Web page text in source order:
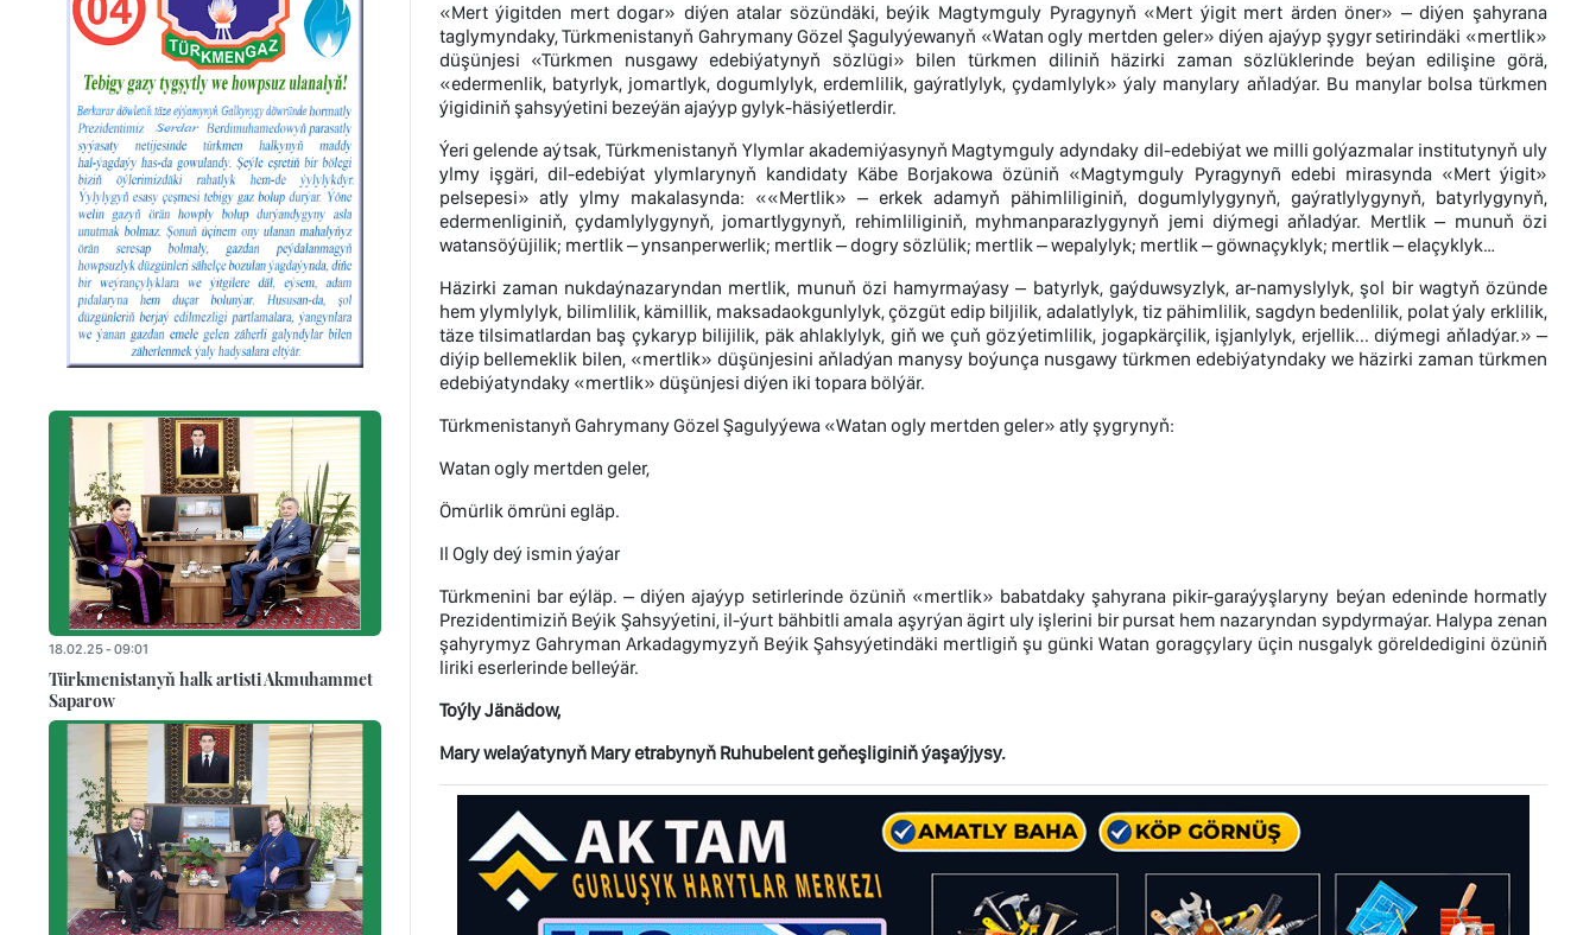
«Mert ýigitden mert dogar» diýen atalar sözündäki, beýik Magtymguly Pyragynyň «Mert ýigit mert ärden öner» – diýen şahyrana
taglymyndaky, Türkmenistanyň Gahrymany Gözel Şagulyýewanyň «Watan ogly mertden geler» diýen ajaýyp şygyr setirindäki «mertlik»
düşünjesi «Türkmen nusgawy edebiýatynyň sözlügi» bilen türkmen diliniň häzirki zaman sözlüklerinde beýan edilişine görä,
«edermenlik, batyrlyk, jomartlyk, dogumlylyk, erdemlilik, gaýratlylyk, çydamlylyk» ýaly manylary aňladýar. Bu manylar bolsa türkmen
ýigidiniň şahsyýetini bezeýän ajaýyp gylyk-häsiýetlerdir.
Ýeri gelende aýtsak, Türkmenistanyň Ylymlar akademiýasynyň Magtymguly adyndaky dil-edebiýat we milli golýazmalar institutynyň uly
ylmy işgäri, dil-edebiýat ylymlarynyň kandidaty Käbe Borjakowa özüniň «Magtymguly Pyragynyñ edebi mirasynda «Mert ýigit»
pelsepesi» atly ylmy makalasynda: ««Mertlik» – erkek adamyň pähimliliginiň, dogumlylygynyň, gaýratlylygynyň, batyrlygynyň,
edermenliginiň, çydamlylygynyň, jomartlygynyň, rehimliliginiň, myhmanparazlygynyň jemi diýmegi aňladýar. Mertlik – munuň özi
watansöýüjilik; mertlik – ynsanperwerlik; mertlik – dogry sözlülik; mertlik – wepalylyk; mertlik – göwnaçyklyk; mertlik – elaçyklyk…
Häzirki zaman nukdaýnazaryndan mertlik, munuň özi hamyrmaýasy – batyrlyk, gaýduwsyzlyk, ar-namyslylyk, şol bir wagtyň özünde
hem ylymlylyk, bilimlilik, kämillik, maksadaokgunlylyk, çözgüt edip biljilik, adalatlylyk, tiz pähimlilik, sagdyn bedenlilik, polat ýaly erklilik,
täze tilsimatlardan baş çykaryp bilijilik, päk ahlaklylyk, giň we çuň gözýetimlilik, jogapkärçilik, işjanlylyk, erjellik... diýmegi aňladýar.» –
diýip bellemeklik bilen, «mertlik» düşünjesini aňladýan manysy boýunça nusgawy türkmen edebiýatyndaky we häzirki zaman türkmen
edebiýatyndaky «mertlik» düşünjesi diýen iki topara bölýär.
Türkmenistanyň Gahrymany Gözel Şagulyýewa «Watan ogly mertden geler» atly şygrynyň:
Watan ogly mertden geler,
Ömürlik ömrüni egläp.
Il Ogly deý ismin ýaýar
Türkmenini bar eýläp. – diýen ajaýyp setirlerinde özüniň «mertlik» babatdaky şahyrana pikir-garaýyşlaryny beýan edeninde hormatly
Prezidentimiziň Beýik Şahsyýetini, il-ýurt bähbitli amala aşyrýan ägirt uly işlerini bir pursat hem nazaryndan sypdyrmaýar. Halypa zenan
şahyrymyz Gahryman Arkadagymyzyň Beýik Şahsyýetindäki mertligiň şu günki Watan goragçylary üçin nusgalyk göreldedigini özüniň
liriki eserlerinde belleýär.
Toýly Jänädow,
Mary welaýatynyň Mary etrabynyň Ruhubelent geňeşliginiň ýaşaýjysy.
18.02.25 - 09:01
Türkmenistanyň halk artisti Akmuhammet
Saparow